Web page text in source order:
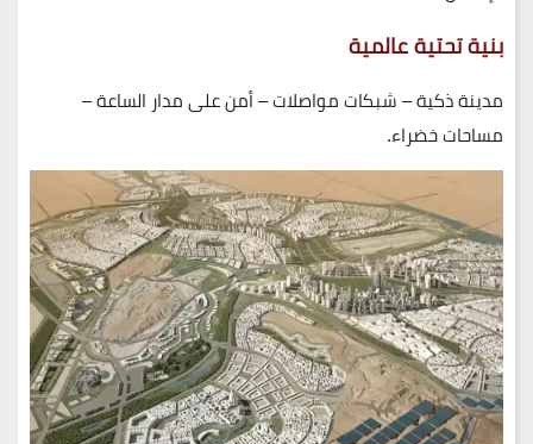
بنية تحتية عالمية
مدينة ذكية – شبكات مواصلات – أمن على مدار الساعة –
مساحات خضراء.